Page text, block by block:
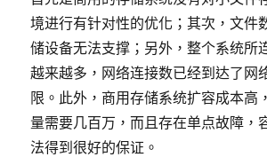
境进行有针对性的优化；其次，文件
储设备无法支撑；另外，整个系统所
越来越多，网络连接数已经到达了网
限。此外，商用存储系统扩容成本高
量需要几百万，而且存在单点故障，
法得到很好的保证。